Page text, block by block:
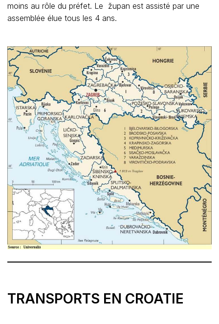
moins au rôle du préfet. Le župan est assisté par une
assemblée élue tous les 4 ans.
TRANSPORTS EN CROATIE